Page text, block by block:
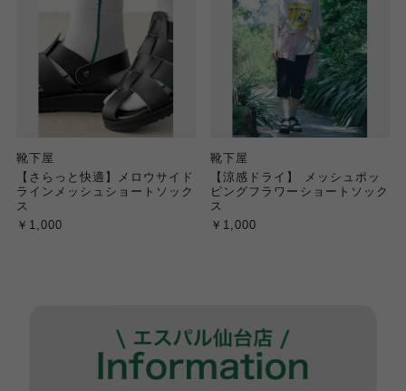
靴下屋
【さらっと快適】メロウサイド
ラインメッシュショートソック
ス
￥1,000
靴下屋
【涼感ドライ】 メッシュポッ
ピングフラワーショートソック
ス
￥1,000